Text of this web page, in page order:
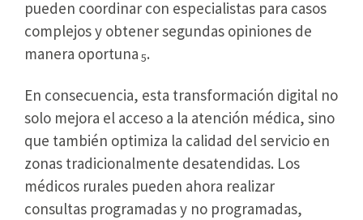
pueden coordinar con especialistas para casos
complejos y obtener segundas opiniones de
manera oportuna 5.
En consecuencia, esta transformación digital no
solo mejora el acceso a la atención médica, sino
que también optimiza la calidad del servicio en
zonas tradicionalmente desatendidas. Los
médicos rurales pueden ahora realizar
consultas programadas y no programadas,